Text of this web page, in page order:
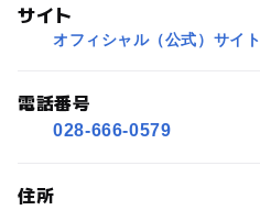
サイト
オフィシャル（公式）サイト
電話番号
028-666-0579
住所